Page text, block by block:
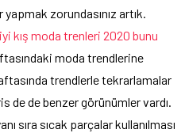
zorundasınız artık.
kış moda trenleri 2020 bunu
moda trendlerine
trendlerle tekrarlamalar
de de benzer görünümler vardı.
sıra sıcak parçalar kullanılması